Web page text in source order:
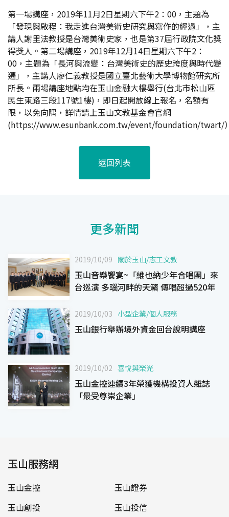
第一場講座，2019年11月2日星期六下午2：00，主題為
「發現與啟程：我走進台灣美術史研究與寫作的經過」，主
講人謝里法教授是台灣美術史家，也是第37屆行政院文化獎
得獎人。第二場講座，2019年12月14日星期六下午2：
00，主題為「長河與流變：台灣美術史的歷史跨度與時代變
遷」，主講人廖仁義教授是國立臺北藝術大學博物館研究所
所長。兩場講座地點均在玉山金融大樓舉行(台北市松山區
民生東路三段117號1樓)，即日起開放線上報名，名額有
限，以免向隅，詳情請上玉山文教基金會官網
(https://www.esunbank.com.tw/event/foundation/twart/
返回列表
更多新聞
2019/10/09 關於玉山/志工文教
玉山音樂饗宴~「維也納少年合唱團」來
台巡演 多瑙河畔的天籟 傳唱超過520年
2019/10/03 小型企業/個人服務
玉山銀行舉辦境外資金回台說明講座
2019/10/02 喜悅與榮光
玉山金控連續3年榮獲機構投資人雜誌
「最受尊崇企業」
玉山服務網
玉山金控
玉山證券
玉山創投
玉山投信